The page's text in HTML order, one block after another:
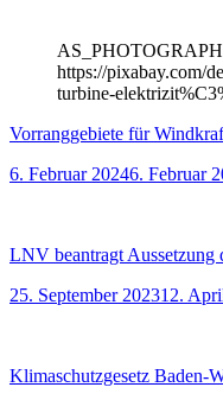
https://pixabay.com/
turbine-
Vorranggebiete für
6. Februar 20246. Februar
LNV beantragt Aussetzung
25. September 202312.
Klimaschutzgesetz Baden-